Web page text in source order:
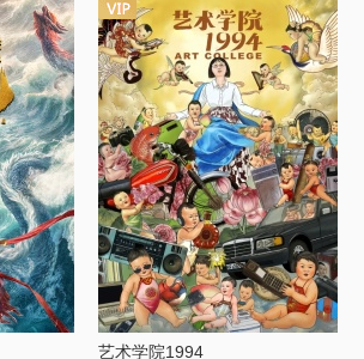
艺术学院1994